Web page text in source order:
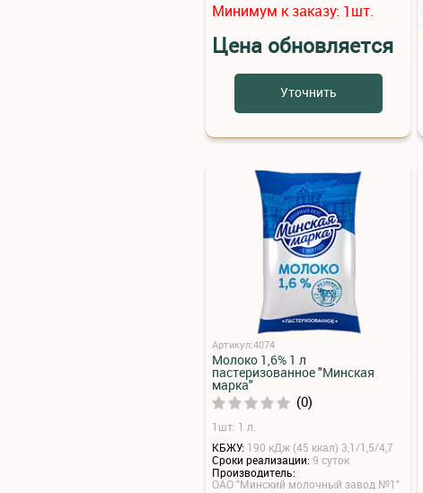
Минимум к заказу: 1шт.
Цена обновляется
Уточнить
Артикул:4074
Молоко 1,6% 1 л
пастеризованное "Минская
марка"
(0)
1шт: 1 л.
КБЖУ: 190 кДж (45 ккал) 3,1/1,5/4,7
Сроки реализации:9 суток
Производитель:
ОАО "Минский молочный завод №1"